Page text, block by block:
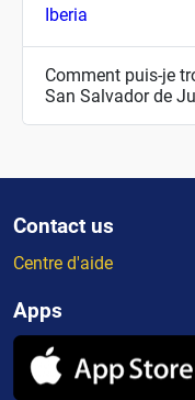
Iberia
Comment puis-je
San Salvador de
Contact us
Centre d'aide
Apps